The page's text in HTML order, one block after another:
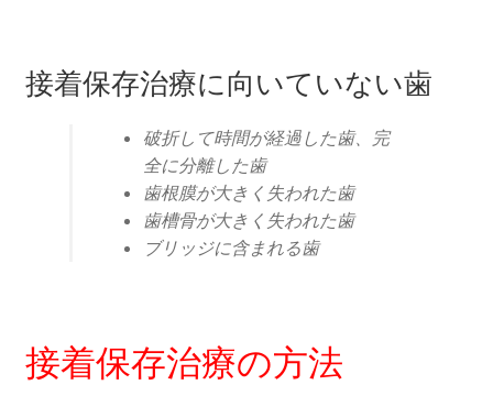
接着保存治療に向いていない歯
破折して時間が経過した歯、完
全に分離した歯
歯根膜が大きく失われた歯
歯槽骨が大きく失われた歯
ブリッジに含まれる歯
接着保存治療の方法